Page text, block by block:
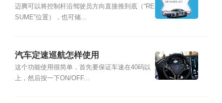
迈腾可以将控制杆沿驾驶员方向直接推到底（“RE
SUME”位置），也可储...
汽车定速巡航怎样使用
这个功能使用很简单，首先要保证车速在40码以
上，然后按一下ON/OFF...